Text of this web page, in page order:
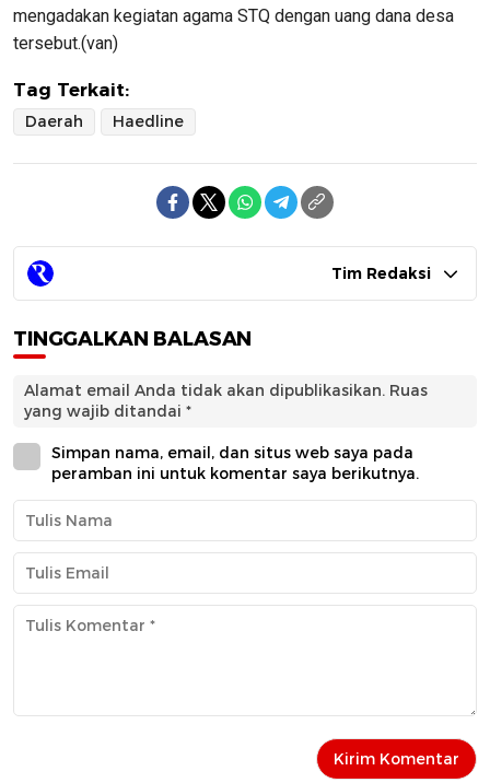
mengadakan kegiatan agama STQ dengan uang dana desa
tersebut.(van)
Tag Terkait:
Daerah Haedline
Tim Redaksi
TINGGALKAN BALASAN
Alamat email Anda tidak akan dipublikasikan. Ruas
yang wajib ditandai *
Simpan nama, email, dan situs web saya pada
peramban ini untuk komentar saya berikutnya.